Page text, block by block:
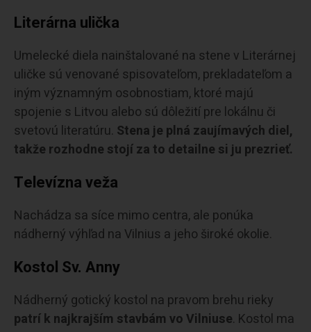
Literárna ulička
Umelecké diela nainštalované na stene v Literárnej
uličke sú venované spisovateľom, prekladateľom a
iným významným osobnostiam, ktoré majú
spojenie s Litvou alebo sú dôležití pre lokálnu či
svetovú literatúru. Stena je plná zaujímavých diel,
takže rozhodne stojí za to detailne si ju prezrieť.
Televízna veža
Nachádza sa síce mimo centra, ale ponúka
nádherný výhľad na Vilnius a jeho široké okolie.
Kostol Sv. Anny
Nádherný gotický kostol na pravom brehu rieky
patrí k najkrajším stavbám vo Vilniuse. Kostol ma